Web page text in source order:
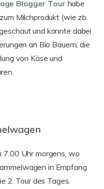
Blogger Tour habe
Milchprodukt (wie zb.
und konnte dabei
an Bio Bauern, die
von Käse und
Uhr morgens, wo
in Empfang
2. Tour des Tages.